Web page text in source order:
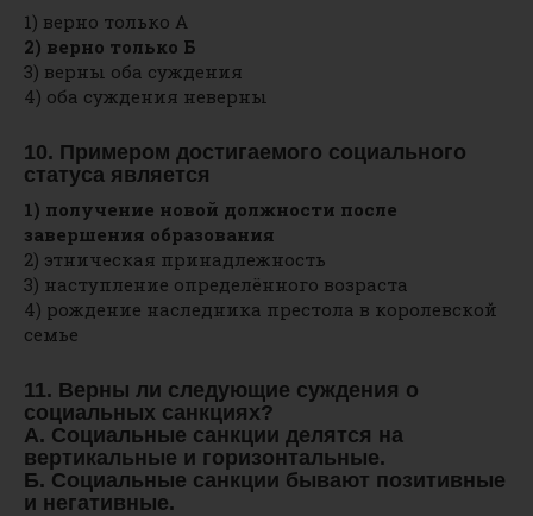
1) верно только А
2) верно только Б
3) верны оба суждения
4) оба суждения неверны
10. Примером достигаемого социального
статуса является
1) получение новой должности после
завершения образования
2) этническая принадлежность
3) наступление определённого возраста
4) рождение наследника престола в королевской
семье
11. Верны ли следующие суждения о
социальных санкциях?
А. Социальные санкции делятся на
вертикальные и горизонтальные.
Б. Социальные санкции бывают позитивные
и негативные.